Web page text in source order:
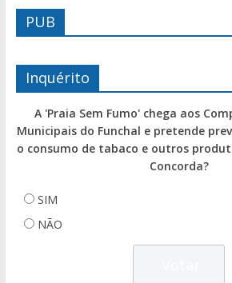
PUB
Inquérito
A 'Praia Sem Fumo' chega aos
Municipais do Funchal e pretende
o consumo de tabaco e outros
Concorda?
SIM
NÃO